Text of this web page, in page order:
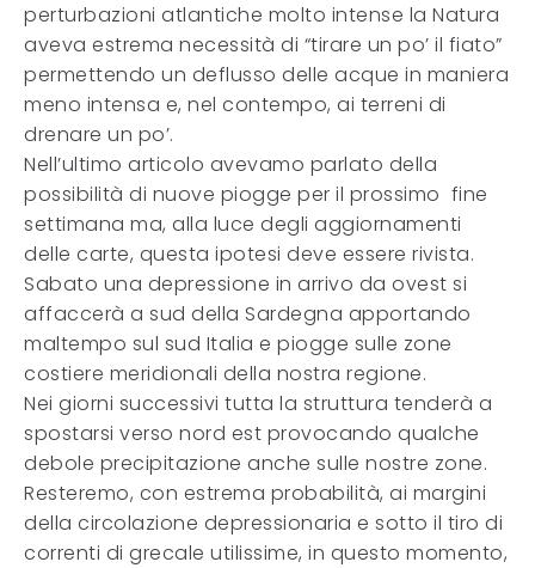
perturbazioni atlantiche molto intense la Natura
aveva estrema necessità di “tirare un po’ il fiato”
permettendo un deflusso delle acque in maniera
meno intensa e, nel contempo, ai terreni di
drenare un po’.
Nell’ultimo articolo avevamo parlato della
possibilità di nuove piogge per il prossimo fine
settimana ma, alla luce degli aggiornamenti
delle carte, questa ipotesi deve essere rivista.
Sabato una depressione in arrivo da ovest si
affaccerà a sud della Sardegna apportando
maltempo sul sud Italia e piogge sulle zone
costiere meridionali della nostra regione.
Nei giorni successivi tutta la struttura tenderà a
spostarsi verso nord est provocando qualche
debole precipitazione anche sulle nostre zone.
Resteremo, con estrema probabilità, ai margini
della circolazione depressionaria e sotto il tiro di
correnti di grecale utilissime, in questo momento,